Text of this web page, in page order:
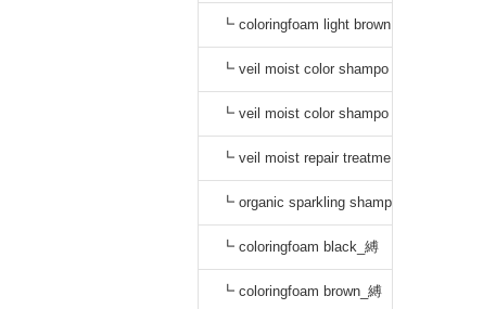
t セット_定期
┗ coloringfoam light brown
_定期
┗ veil moist color shampo
o black_定期
┗ veil moist color shampo
o dark brown_定期
┗ veil moist repair treatme
nt_定期
┗ organic sparkling shamp
oo_縛り
┗ coloringfoam black_縛
り
┗ coloringfoam brown_縛